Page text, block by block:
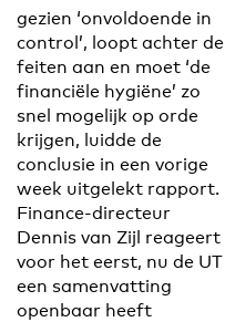
gezien ‘onvoldoende in
control’, loopt achter de
feiten aan en moet ‘de
financiële hygiëne’ zo
snel mogelijk op orde
krijgen, luidde de
conclusie in een vorige
week uitgelekt rapport.
Finance-directeur
Dennis van Zijl reageert
voor het eerst, nu de UT
een samenvatting
openbaar heeft